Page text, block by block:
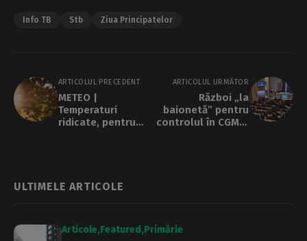
Info TB Stb Ziua Principatelor
ARTICOLUL PRECEDENT
METEO |
Temperaturi
ridicate, pentru
ARTICOLUL URMĂTOR
Război „la
baionetă” pentru
controlul în CGMB.
ULTIMELE ARTICOLE
Articole Featured Primărie